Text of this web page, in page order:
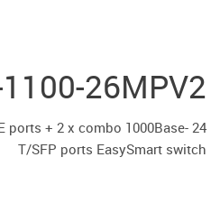
1100-26MPV2
ports + 2 x combo 1000Base-
T/SFP ports EasySmart switch